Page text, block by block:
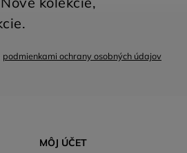
MÔJ ÚČET
podmienkami ochrany osobných údajov